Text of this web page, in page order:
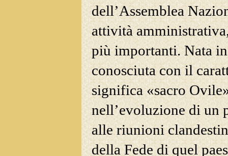
dell’Assemblea
attività
più importanti. Nata
conosciuta con il
significa «sacro
nell’evoluzione di un
alle riunioni
della Fede di quel